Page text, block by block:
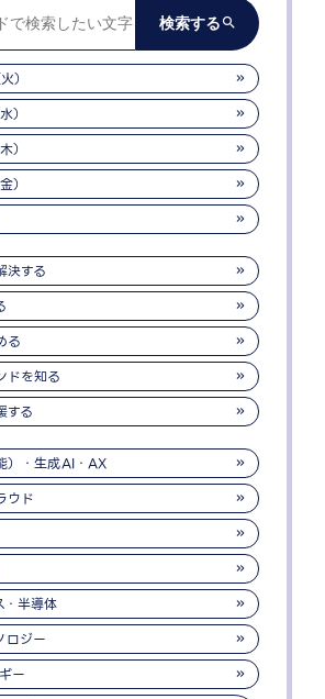
）
）
）
）
決する
る
ドを知る
する
）・生成AI・AX
ウド
・半導体
ロジー
ー